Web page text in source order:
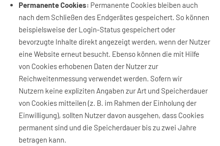
Permanente Cookies: Permanente Cookies bleiben auch
nach dem Schließen des Endgerätes gespeichert. So können
beispielsweise der Login-Status gespeichert oder
bevorzugte Inhalte direkt angezeigt werden, wenn der Nutzer
eine Website erneut besucht. Ebenso können die mit Hilfe
von Cookies erhobenen Daten der Nutzer zur
Reichweitenmessung verwendet werden. Sofern wir
Nutzern keine expliziten Angaben zur Art und Speicherdauer
von Cookies mitteilen (z. B. im Rahmen der Einholung der
Einwilligung), sollten Nutzer davon ausgehen, dass Cookies
permanent sind und die Speicherdauer bis zu zwei Jahre
betragen kann.